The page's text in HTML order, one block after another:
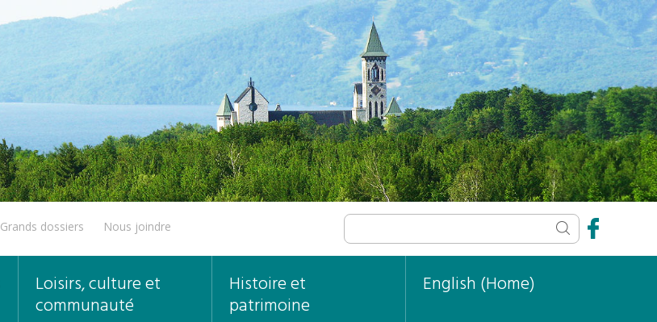
Grands dossiers Nous joindre
Loisirs, culture et
communauté
Histoire et
patrimoine
English (Home)